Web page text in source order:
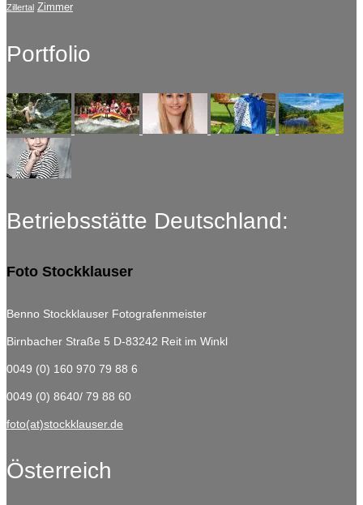
Zillertal Zimmer
Portfolio
Betriebsstätte Deutschland:
Foto Stockklauser
Benno Stockklauser Fotografenmeister
Birnbacher Straße 5 D-83242 Reit im Winkl
0049 (0) 160 970 79 88 6
0049 (0) 8640/ 79 88 60
foto(at)stockklauser.de
Österreich